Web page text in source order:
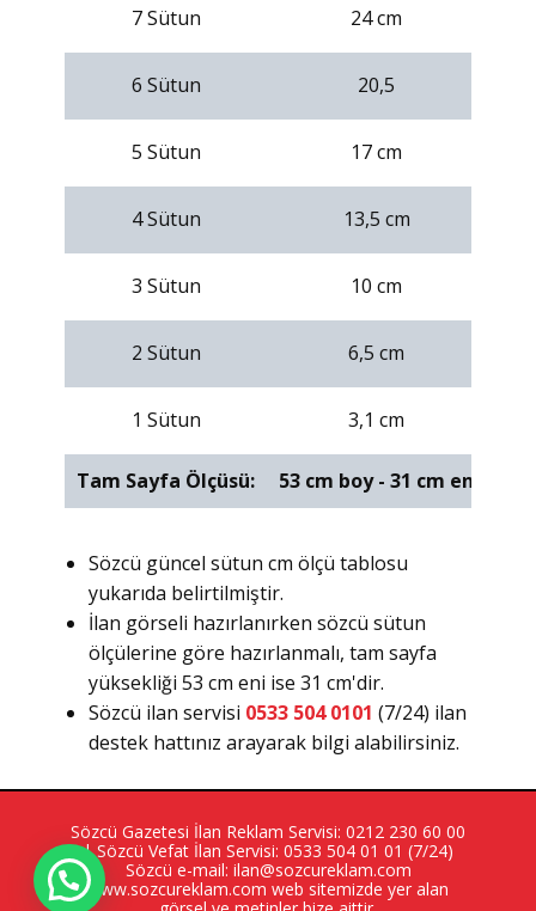
7 Sütun 24 cm
6 Sütun 20,5
5 Sütun 17 cm
4 Sütun 13,5 cm
3 Sütun 10 cm
2 Sütun 6,5 cm
1 Sütun 3,1 cm
Tam Sayfa Ölçüsü: 53 cm boy - 31 cm en
Sözcü güncel sütun cm ölçü tablosu
yukarıda belirtilmiştir.
İlan görseli hazırlanırken sözcü sütun
ölçülerine göre hazırlanmalı, tam sayfa
yüksekliği 53 cm eni ise 31 cm'dir.
Sözcü ilan servisi 0533 504 0101 (7/24) ilan
destek hattınız arayarak bilgi alabilirsiniz.
Sözcü Gazetesi İlan Reklam Servisi: 0212 230 60 00
| Sözcü Vefat İlan Servisi: 0533 504 01 01 (7/24)
Sözcü e-mail: ilan@sozcureklam.com
www.sozcureklam.com web sitemizde yer alan